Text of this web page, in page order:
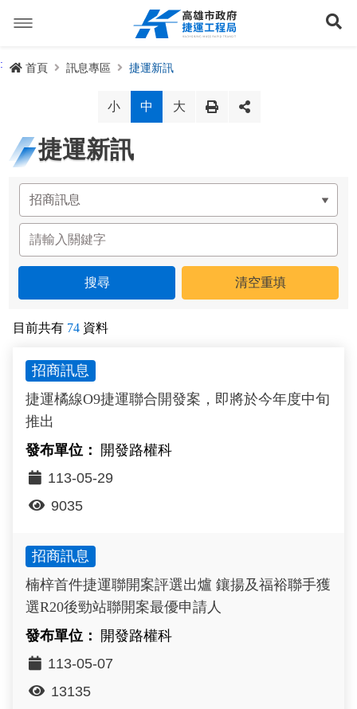
容
捷運路線進度圖
路網簡介
路網規劃
未來發展
規劃中
捷運紫線
前鎮漁港聯外軌道
興建中
各線計畫進度
岡山路竹延伸線(第二A階段)
岡山路竹延伸線(第二B階段)
捷運黃線
小港林園線
捷運紅/橘線
岡山路竹延伸線(第一階段)
環狀輕軌
訊息專區
公聽會與說明會
政府資訊公開
生態檢核專區
性別主流化專區
政風園地
Open Data
打詐儀錶板
局長信箱
禁限建專區
增額容積申請
檔案應用專區
常見問答
相關連結
雙語詞彙
交流互動
照片集錦
特色車站
輕軌知識站
輕軌簡介
輕軌與傳統火車
輕軌與公車捷運
關於我們
局徽
本局沿革
組織職掌
服務電話
首頁 訊息專區 捷運新訊
小 中 大
捷運新訊
目前共有 74 資料
招商訊息
捷運橘線O9捷運聯合開發案，即將於今年度中旬
推出
開發路權科
113-05-29
9035
招商訊息
楠梓首件捷運聯開案評選出爐 鑲揚及福裕聯手獲
選R20後勁站聯開案最優申請人
開發路權科
113-05-07
13135